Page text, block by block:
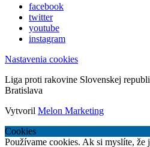
facebook
twitter
youtube
instagram
Nastavenia cookies
Liga proti rakovine Slovenskej
Bratislava
Vytvoril Melon Marketing
Cookies
Používame cookies. Ak si myslíte,